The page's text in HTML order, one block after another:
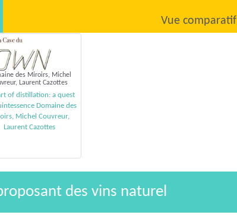
Vue comparatif
des Miroirs, Michel
Laurent Cazottes
of distillation: a quest
Domaine des
Michel Couvreur,
Laurent Cazottes
des vins naturel